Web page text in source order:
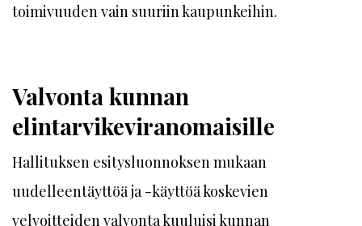
toimivuuden vain suuriin kaupunkeihin.
Valvonta kunnan
elintarvikeviranomaisille
Hallituksen esitysluonnoksen mukaan
uudelleentäyttöä ja -käyttöä koskevien
velvoitteiden valvonta kuuluisi kunnan